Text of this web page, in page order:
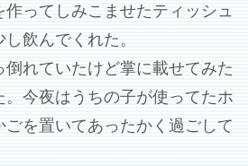
ってしみこませたティッシュ
飲んでくれた。
れていたけど掌に載せてみた
。今夜はうちの子が使ってたホ
ごを置いてあったかく過ごして